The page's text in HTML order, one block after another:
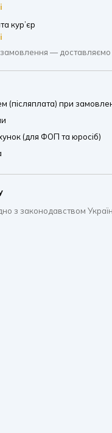
кур’єр
— доставляємо
при
(для ФОП та юросіб)
з законодавством